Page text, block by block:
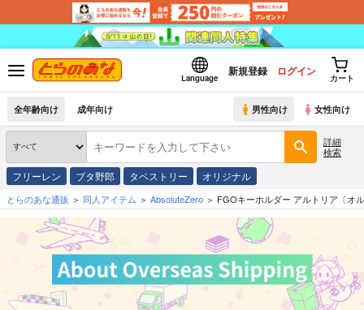
Language
新規登録 ログイン
カート
全年齢向け 成年向け 男性向け 女性向け
詳細
検索
フリーレン ブタ野郎 タペストリー オリジナル
とらのあな通販 同人アイテム AbsoluteZero FGOキーホルダー アルトリア〔オ